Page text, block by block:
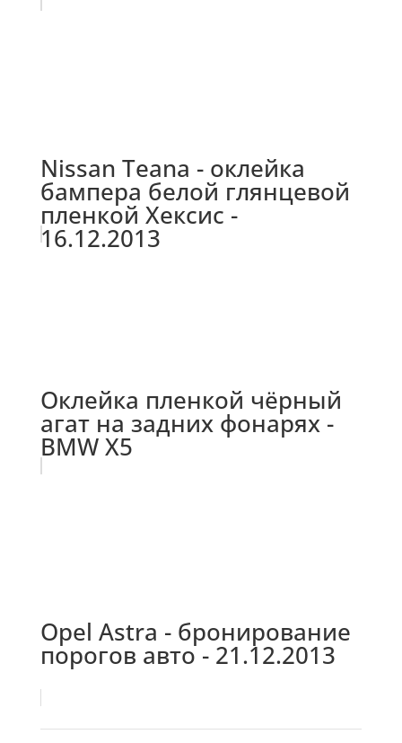
Nissan Teana - оклейка
бампера белой глянцевой
пленкой Хексис -
16.12.2013
Оклейка пленкой чёрный
агат на задних фонарях -
BMW X5
Opel Astra - бронирование
порогов авто - 21.12.2013